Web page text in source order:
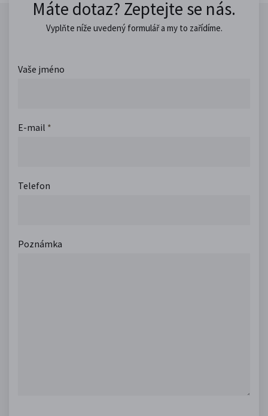
Máte dotaz? Zeptejte se nás.
Vyplňte níže uvedený formulář a my to zařídíme.
Vaše jméno
E-mail *
Telefon
Poznámka